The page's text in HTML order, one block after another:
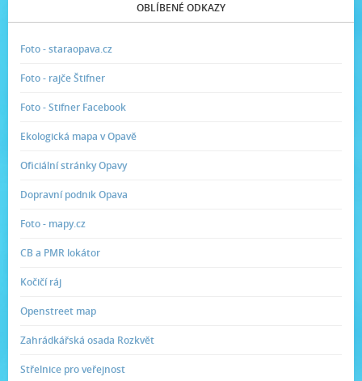
OBLÍBENÉ ODKAZY
Foto - staraopava.cz
Foto - rajče Štifner
Foto - Stifner Facebook
Ekologická mapa v Opavě
Oficiální stránky Opavy
Dopravní podnik Opava
Foto - mapy.cz
CB a PMR lokátor
Kočičí ráj
Openstreet map
Zahrádkářská osada Rozkvět
Střelnice pro veřejnost